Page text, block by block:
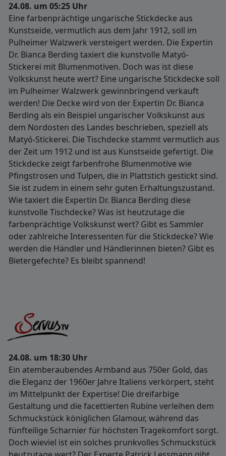
24.08. um 05:25 Uhr
Eine farbenprächtige ungarische Stickdecke aus
Kunstseide, vermutlich aus dem Jahr 1912, soll im
Pulheimer Walzwerk versteigert werden. Die Expertin
Dr. Bianca Berding taxiert die kunstvolle Matyó-
Stickerei mit Blumenmotiven. Doch was ist diese
Volkskunst heute wert? Eine ungarische Stickdecke soll
im Pulheimer Walzwerk gewinnbringend verkauft
werden! Die Decke wird von der Expertin Dr. Bianca
Berding als ein Beispiel ungarischer Volkskunst aus
dem Nordosten des Landes beschrieben, speziell als
Matyó-Stickerei. Die Tischdecke stammt vermutlich aus
der Zeit um 1912 und ist aus Kunstseide gefertigt. Die
Stickdecke zeigt farbenfrohe Blumenmotive wie
Pfingstrosen und Tulpen, die in Plattstich gestickt sind.
Sie ist zudem in einem sehr guten Erhaltungszustand.
Wie taxiert die Expertin Dr. Bianca Berding diese
kunstvolle Tischdecke? Was ist heutzutage die
farbenprächtige Volkskunst wert? Gibt es Sammler
oder zahlreiche Interessenten für die Stickdecke? Wie
werden die Händler und Händlerinnen bieten? Gibt es
Bietergefechte? Es bleibt spannend!
24.08. um 18:30 Uhr
Ein atemberaubendes Armband aus 750er Gold, das
die Eleganz der 1960er Jahre Italiens verkörpert, steht
im Mittelpunkt der Expertise! Die dreifarbige
Gestaltung und die facettierten Rubine verleihen dem
Schmuckstück königlichen Glamour, während das
fünfteilige Scharnier für höchsten Tragekomfort sorgt.
Doch wieviel ist ein solches prunkvolles Schmuckstück